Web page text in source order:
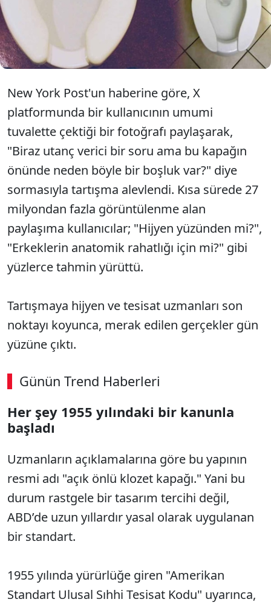
peşinden sürükledi: "Halka açık tuvaletlerdeki
klozet kapaklarının önü neden açık?"
New York Post'un haberine göre, X
platformunda bir kullanıcının umumi
tuvalette çektiği bir fotoğrafı paylaşarak,
"Biraz utanç verici bir soru ama bu kapağın
önünde neden böyle bir boşluk var?" diye
sormasıyla tartışma alevlendi. Kısa sürede 27
milyondan fazla görüntülenme alan
paylaşıma kullanıcılar; "Hijyen yüzünden mi?",
"Erkeklerin anatomik rahatlığı için mi?" gibi
yüzlerce tahmin yürüttü.
Tartışmaya hijyen ve tesisat uzmanları son
noktayı koyunca, merak edilen gerçekler gün
yüzüne çıktı.
Günün Trend Haberleri
Her şey 1955 yılındaki bir kanunla
başladı
Uzmanların açıklamalarına göre bu yapının
resmi adı "açık önlü klozet kapağı." Yani bu
durum rastgele bir tasarım tercihi değil,
ABD’de uzun yıllardır yasal olarak uygulanan
bir standart.
1955 yılında yürürlüğe giren "Amerikan
Standart Ulusal Sıhhi Tesisat Kodu" uyarınca,